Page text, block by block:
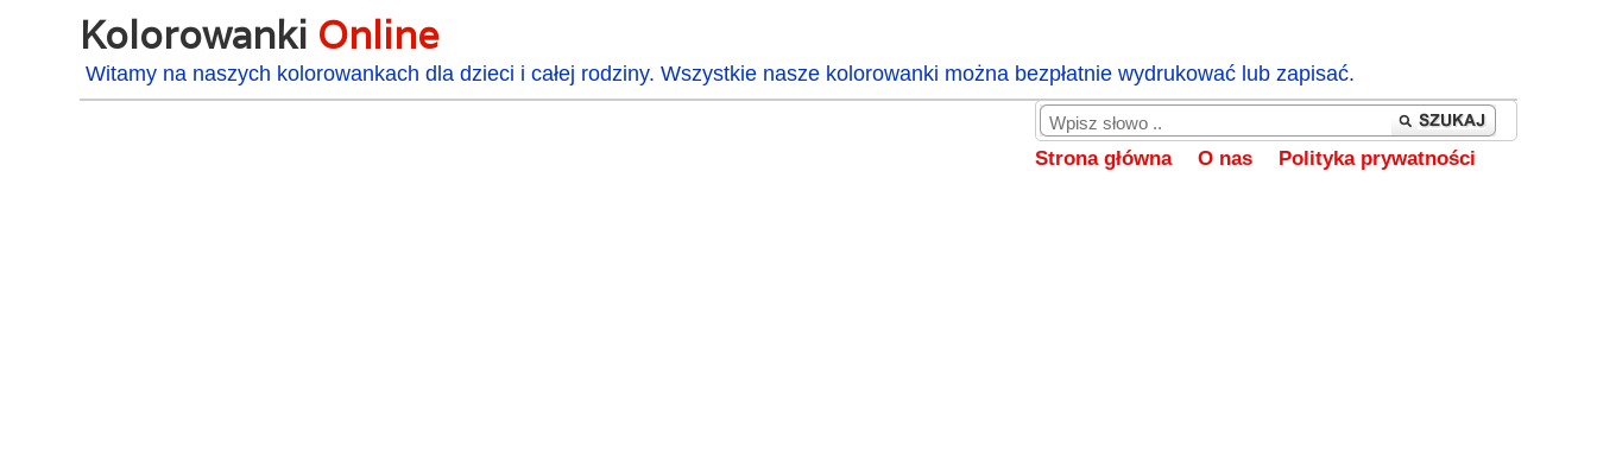
Kolorowanki Online
Witamy na naszych kolorowankach dla dzieci i całej rodziny. Wszystkie nasze kolorowanki można bezpłatnie wydrukować lub zapisać.
Strona główna O nas Polityka prywatności